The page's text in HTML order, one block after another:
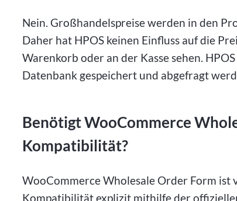
Nein. Großhandelspreise werden in den
Daher hat HPOS keinen Einfluss auf die
Warenkorb oder an der Kasse sehen.
Datenbank gespeichert und abgefragt
Benötigt WooCommerce
Kompatibilität?
WooCommerce Wholesale Order Form
Kompatibilität explizit mithilfe der